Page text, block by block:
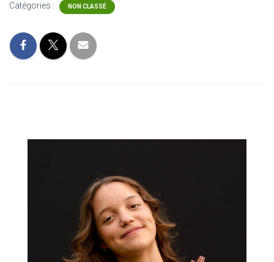
Catégories : NON CLASSÉ